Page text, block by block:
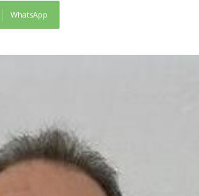
WhatsApp